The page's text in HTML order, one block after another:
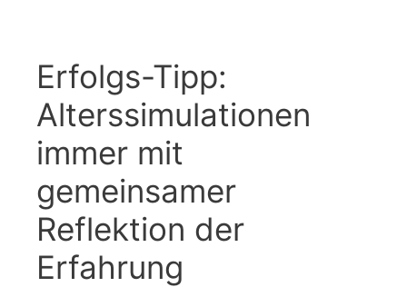
Erfolgs-Tipp:
Alterssimulationen
immer mit
gemeinsamer
Reflektion der
Erfahrung